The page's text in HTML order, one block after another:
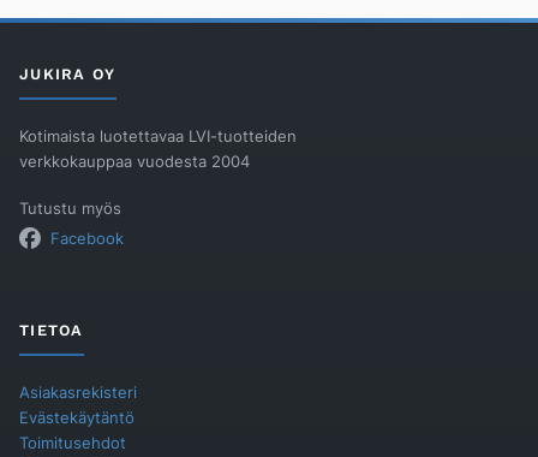
määrä
JUKIRA OY
Kotimaista luotettavaa LVI-tuotteiden
verkkokauppaa vuodesta 2004
Tutustu myös
Facebook
TIETOA
Asiakasrekisteri
Evästekäytäntö
Toimitusehdot